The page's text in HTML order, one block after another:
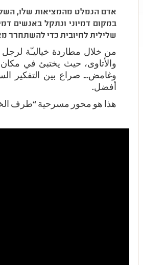
אדם הנמלט מהמציאות שלו,
במקום דמיוני ונתקל באנשים
שלילית לחיובית כדי להשתחרר
من خلال مطاردة خياليـّة
والأتاوى، حيث يختبئ في
وغامض… صراع بين التفكير
أفضل.
هذا هو محور مسرحية “طرف